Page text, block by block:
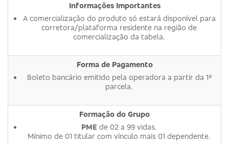
Informações Importantes
A comercialização do produto só estará disponível para
corretora/plataforma residente na região de
comercialização da tabela.
Forma de Pagamento
Boleto bancário emitido pela operadora a partir da 1ª
parcela.
Formação do Grupo
PMEde 02 a 99 vidas.
Mínimo de 01 titular com vínculo mais 01 dependente.